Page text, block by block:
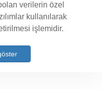
verilerin özel
kullanılarak
işlemidir.